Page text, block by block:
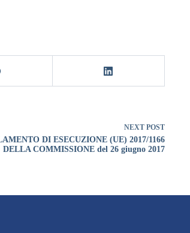
NEXT POST
DI ESECUZIONE (UE) 2017/1166
DELLA COMMISSIONE del 26 giugno 2017